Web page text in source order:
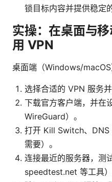
锁目标内容并提供稳定
实操：在桌面与
用 VPN
桌面端（Windows/macOS
选择合适的 VPN 服务并
下载官方客户端，并在
WireGuard）。
打开 Kill Switch、DNS
需要）。
连接最近的服务器，测
speedtest.net 等工具）